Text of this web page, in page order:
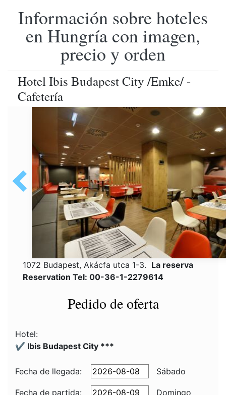
Información sobre hoteles
en Hungría con imagen,
precio y orden
Hotel Ibis Budapest City /Emke/ -
Cafetería
1072 Budapest, Akácfa utca 1-3. La reserva
Reservation Tel: 00-36-1-2279614
Pedido de oferta
Hotel:
✔️ Ibis Budapest City ***
Fecha de llegada: Sábado
Fecha de partida:
Domingo